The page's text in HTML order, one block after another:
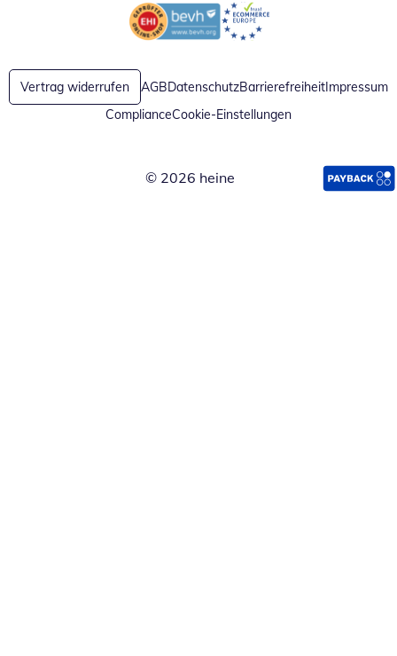
Öffnet in neuem FensterÖffnet in neuem Fenster
Vertrag widerrufen AGBDatenschutzBarrierefreiheitImpressum
ComplianceCookie-Einstellungen
© 2026 heine